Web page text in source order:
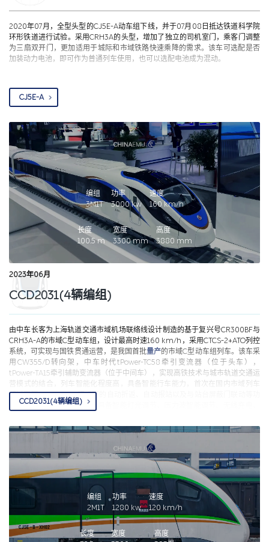
2020年07月，全型头型的CJ5E-A动车组下线，并于07月08日抵达铁道科学院
环形铁道进行试验。采用CRH3A的头型，增加了独立的司机室门，乘客门调整
为三扇双开门，更加适用于城际和市域铁路快速乘降的需求。该车可选配是否
加装动力电池，即可作为普通列车使用，也可以选配电池成为混动。
CJ5E-A
编组
3M1T
功率
3000kw
速度
160km/h
长度
100.5m
宽度
3300mm
高度
3880 mm
2023年06月
CCD2031(4辆编组)
由中车长客为上海轨道交通市域机场联络线设计制造的基于复兴号CR300BF与
CRH3A-A的市域C型动车组，设计最高时速160 km/h，采用CTCS-2+ATO列控
系统，可实现与国铁贯通运营，是我国首批量产的市域C型动车组列车。该车采
用CW355/D转向架，中车时代tPower-TC58牵引变流器（位于头车），
tPower-TA15牵引辅助变流器（位于中间车），实现高铁技术与城市轨道交通运
营模式的结合，列车智能化程度高，具备智能行车能力，首次在国内市域列车
领域实现CTCS2+ATO模式下的自动折返、自动报站以及与站台屏蔽门联动等功
能，可提供智能服务，列车具备智能灯光调节、压力波智能调节、无线充电、
统，可以对走行部、弓网、车辆运行性能等关键指标进行监测，并通过轨道监
测、主动障碍物探测等技术确保运行安全。通过列车应用故障预测与健康管理
系统，运用大数据技术实现智能运维。 列车以高铁技术平台为基础，平稳性和
舒适性指标达到优级，运行时车内噪声小于72dB(A)，优于行业标准，整车气密
性更强，2600Pa降至1000Pa的时间大于40秒，能够保持车内气压稳定，为乘
客带来舒适的乘车体验。列车安全等级高，车体结构沿用复兴号动车组技术平
台，达到高速动车组强度标准，满足25 km/h碰撞安全性要求及1000万次疲劳
载荷强度，转向架同样基于复兴号CR300，具有先进、成熟、安全、可靠等特
点。列车载客量大，4编组最大载员1016人，8编组最大载员2180人，为满足公
交化运营需求，车体承载能力满足8人每平方米，使用新型疏散方式，车下设折
叠式疏散梯，设置多级台阶踏板，乘客从客室地板面经台阶可转移至轨旁疏散
CCD2031(4辆编组)
编组
2M1T
功率
1280 kw
速度
120 km/h
长度
宽度
高度